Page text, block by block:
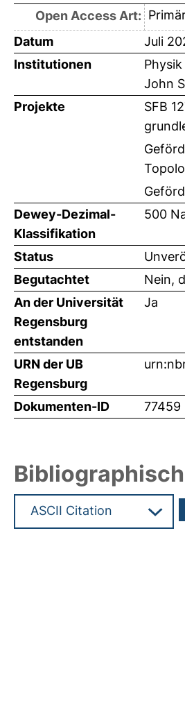
Open Access Art:
Datum
Juli
Institutionen
John
Projekte
SFB
Dewey-Dezimal-
Klassifikation
500
Status
Begutachtet
Nein,
An der Universität
Regensburg
entstanden
Ja
URN der UB
Regensburg
Dokumenten-ID 77459